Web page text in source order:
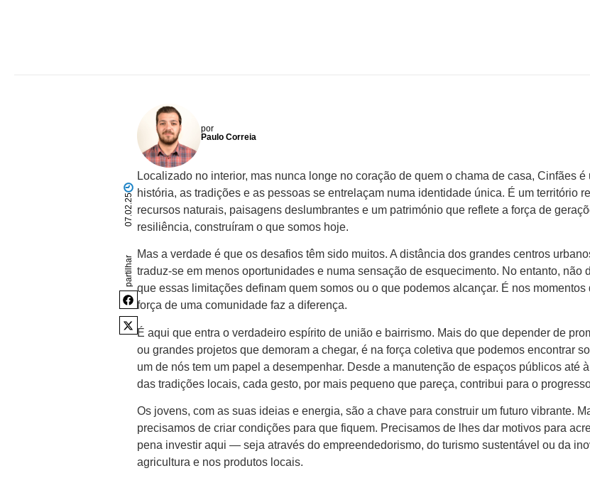
07.02.25
partilhar
por
Paulo Correia
Localizado no interior, mas nunca longe no coração de quem o chama de casa, Cinfães é
história, as tradições e as pessoas se entrelaçam numa identidade única. É um território
recursos naturais, paisagens deslumbrantes e um património que reflete a força de
resiliência, construíram o que somos hoje.
Mas a verdade é que os desafios têm sido muitos. A distância dos grandes centros
traduz-se em menos oportunidades e numa sensação de esquecimento. No entanto, não
que essas limitações definam quem somos ou o que podemos alcançar. É nos momentos
força de uma comunidade faz a diferença.
É aqui que entra o verdadeiro espírito de união e bairrismo. Mais do que depender de
ou grandes projetos que demoram a chegar, é na força coletiva que podemos encontrar
um de nós tem um papel a desempenhar. Desde a manutenção de espaços públicos até
das tradições locais, cada gesto, por mais pequeno que pareça, contribui para o
Os jovens, com as suas ideias e energia, são a chave para construir um futuro vibrante.
precisamos de criar condições para que fiquem. Precisamos de lhes dar motivos para
pena investir aqui — seja através do empreendedorismo, do turismo sustentável ou da
agricultura e nos produtos locais.